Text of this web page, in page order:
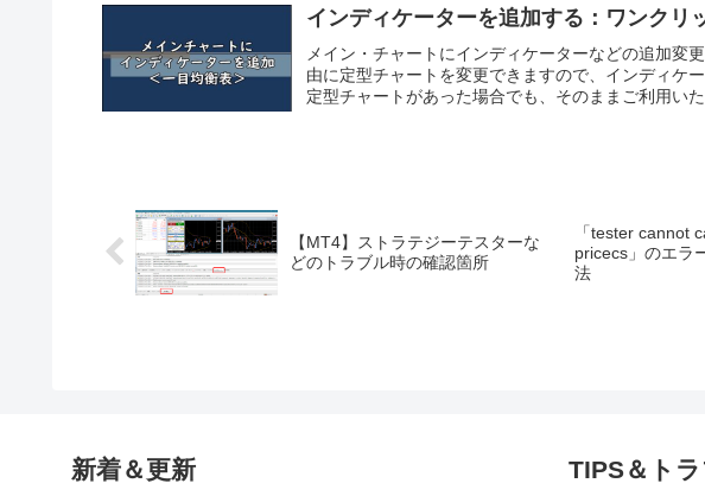
インディケーターを追加する：ワンクリ
メイン・チャートにインディケーターなどの追加変
由に定型チャートを変更できますので、インディケ
定型チャートがあった場合でも、そのままご利用い
【MT4】ストラテジーテスターな
どのトラブル時の確認箇所
「tester cannot
pricecs」のエラ
法
新着＆更新 TIPS＆ト